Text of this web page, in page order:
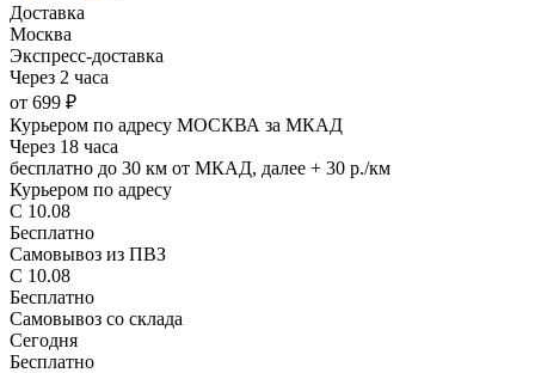
Доставка
Москва
Экспресс-доставка
Через 2 часа
от 699 ₽
Курьером по адресу МОСКВА за МКАД
Через 18 часа
бесплатно до 30 км от МКАД, далее + 30 р./км
Курьером по адресу
С 10.08
Бесплатно
Самовывоз из ПВЗ
С 10.08
Бесплатно
Самовывоз со склада
Сегодня
Бесплатно